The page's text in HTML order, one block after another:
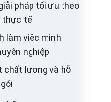
pháp tối ưu theo
thực tế
làm việc minh
nghiệp
chất lượng và hỗ